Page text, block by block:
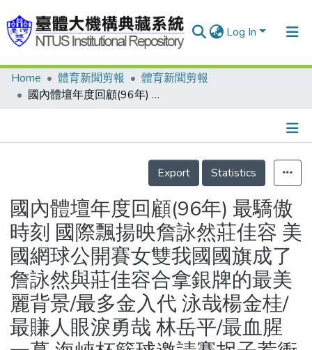
Log In
Communities & Collections
Statistics
Home 體育新聞剪報
體育新聞剪報
國內體壇年度回顧(96年) 最驕傲時刻 國際飄揚映詹詠然莊佳容 美國網球公開賽女雙我國國旗成了詹詠然與莊佳容合拿銀牌的最美麗背景/最多金入代 泳哉楊金桂/最賺人眼淚勇哉 林岳平/最血腥一幕 海峽杯籃球邀請賽拐子惹衝突/最驚奇冒險狂沙林義傑/最迷人訪客姚明旋風遊/風雲人物:王建民/最佳球員:詹詠然與莊佳容/最大贏家:王建民/最大驚奇:詹詠然與莊佳容/最佳球隊:統一獅
Details
Export
Statistics
國內體壇年度回顧(96年) 最驕傲
時刻 國際飄揚映詹詠然莊佳容 美
國網球公開賽女雙我國國旗成了
詹詠然與莊佳容合拿銀牌的最美
麗背景/最多金入代 泳哉楊金桂/
最賺人眼淚勇哉 林岳平/最血腥